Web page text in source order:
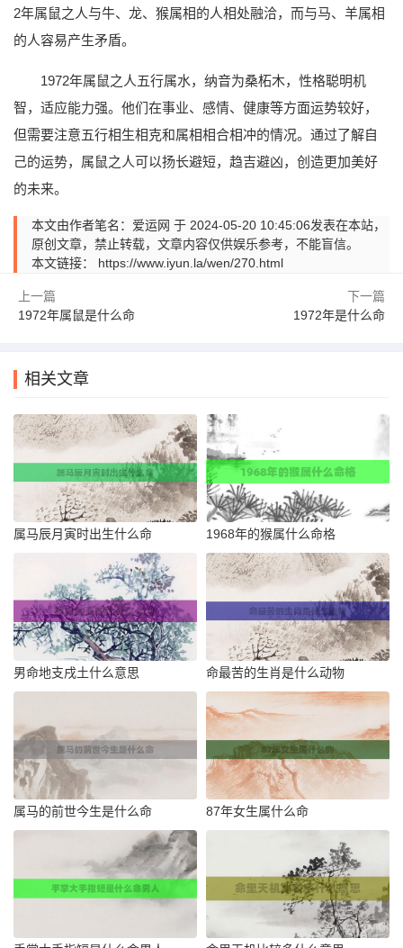
2年属鼠之人与牛、龙、猴属相的人相处融洽，而与马、羊属相
的人容易产生矛盾。
1972年属鼠之人五行属水，纳音为桑柘木，性格聪明机
智，适应能力强。他们在事业、感情、健康等方面运势较好，
但需要注意五行相生相克和属相相合相冲的情况。通过了解自
己的运势，属鼠之人可以扬长避短，趋吉避凶，创造更加美好
的未来。
本文由作者笔名：爱运网 于 2024-05-20 10:45:06发表在本站，
原创文章，禁止转载，文章内容仅供娱乐参考，不能盲信。
本文链接： https://www.iyun.la/wen/270.html
上一篇
1972年属鼠是什么命
下一篇
1972年是什么命
相关文章
属马辰月寅时出生什么命 1968年的猴属什么命格
男命地支戌土什么意思 命最苦的生肖是什么动物
属马的前世今生是什么命 87年女生属什么命